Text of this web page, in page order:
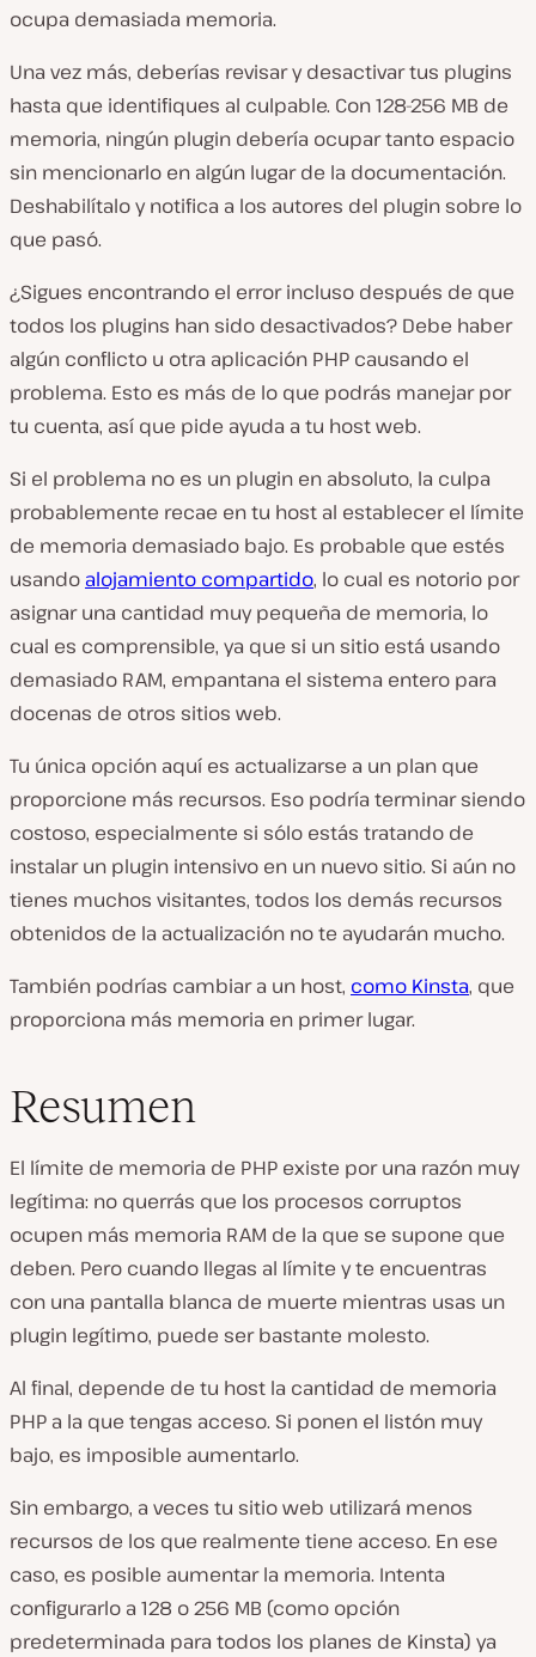
ocupa demasiada memoria.
Una vez más, deberías revisar y desactivar tus plugins
hasta que identifiques al culpable. Con 128-256 MB de
memoria, ningún plugin debería ocupar tanto espacio
sin mencionarlo en algún lugar de la documentación.
Deshabilítalo y notifica a los autores del plugin sobre lo
que pasó.
¿Sigues encontrando el error incluso después de que
todos los plugins han sido desactivados? Debe haber
algún conflicto u otra aplicación PHP causando el
problema. Esto es más de lo que podrás manejar por
tu cuenta, así que pide ayuda a tu host web.
Si el problema no es un plugin en absoluto, la culpa
probablemente recae en tu host al establecer el límite
de memoria demasiado bajo. Es probable que estés
usando alojamiento compartido, lo cual es notorio por
asignar una cantidad muy pequeña de memoria, lo
cual es comprensible, ya que si un sitio está usando
demasiado RAM, empantana el sistema entero para
docenas de otros sitios web.
Tu única opción aquí es actualizarse a un plan que
proporcione más recursos. Eso podría terminar siendo
costoso, especialmente si sólo estás tratando de
instalar un plugin intensivo en un nuevo sitio. Si aún no
tienes muchos visitantes, todos los demás recursos
obtenidos de la actualización no te ayudarán mucho.
También podrías cambiar a un host, como Kinsta, que
proporciona más memoria en primer lugar.
Resumen
El límite de memoria de PHP existe por una razón muy
legítima: no querrás que los procesos corruptos
ocupen más memoria RAM de la que se supone que
deben. Pero cuando llegas al límite y te encuentras
con una pantalla blanca de muerte mientras usas un
plugin legítimo, puede ser bastante molesto.
Al final, depende de tu host la cantidad de memoria
PHP a la que tengas acceso. Si ponen el listón muy
bajo, es imposible aumentarlo.
Sin embargo, a veces tu sitio web utilizará menos
recursos de los que realmente tiene acceso. En ese
caso, es posible aumentar la memoria. Intenta
configurarlo a 128 o 256 MB (como opción
predeterminada para todos los planes de Kinsta) ya